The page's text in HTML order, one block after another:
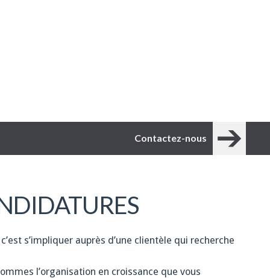
Contactez-nous
s’impliquer auprès d’une clientèle qui recherche
l’organisation en croissance que vous